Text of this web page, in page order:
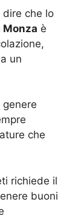
dire che lo
Monza è
un
che
richiede il
buoni